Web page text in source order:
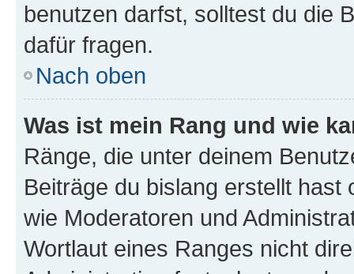
benutzen darfst, solltest du die
dafür fragen.
Nach oben
Was ist mein Rang und wie
Ränge, die unter deinem
Beiträge du bislang erstellt
wie Moderatoren und
Wortlaut eines Ranges nicht